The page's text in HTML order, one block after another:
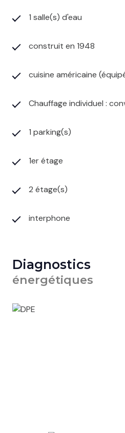
1 salle(s) d'eau
construit en 1948
cuisine américaine
Chauffage individuel :
1 parking(s)
1er étage
2 étage(s)
interphone
Diagnostics
énergétiques